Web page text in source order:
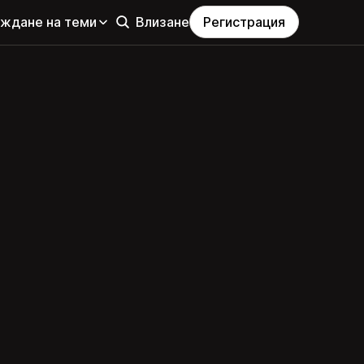
на теми Влизане Регистрация